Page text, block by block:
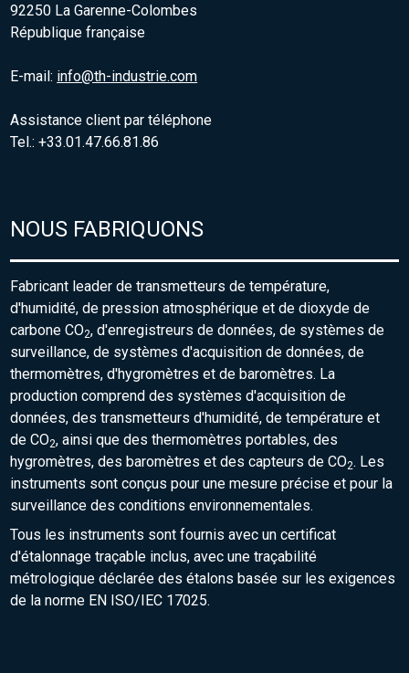
92250 La Garenne-Colombes
République française
E-mail: info@th-industrie.com
Assistance client par téléphone
Tel.: +33.01.47.66.81.86
NOUS FABRIQUONS
Fabricant leader de transmetteurs de température,
d'humidité, de pression atmosphérique et de dioxyde de
carbone CO2, d'enregistreurs de données, de systèmes de
surveillance, de systèmes d'acquisition de données, de
thermomètres, d'hygromètres et de baromètres. La
production comprend des systèmes d'acquisition de
données, des transmetteurs d'humidité, de température et
de CO2, ainsi que des thermomètres portables, des
hygromètres, des baromètres et des capteurs de CO2. Les
instruments sont conçus pour une mesure précise et pour la
surveillance des conditions environnementales.
Tous les instruments sont fournis avec un certificat
d'étalonnage traçable inclus, avec une traçabilité
métrologique déclarée des étalons basée sur les exigences
de la norme EN ISO/IEC 17025.